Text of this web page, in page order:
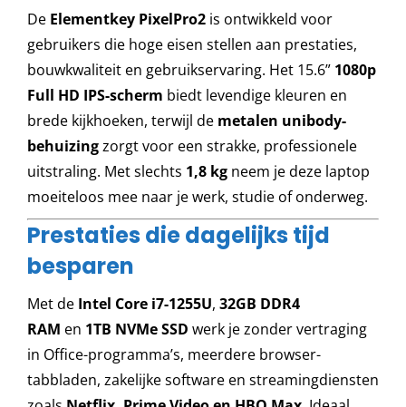
De Elementkey PixelPro2 is ontwikkeld voor
gebruikers die hoge eisen stellen aan prestaties,
bouwkwaliteit en gebruikservaring. Het 15.6” 1080p
Full HD IPS-scherm biedt levendige kleuren en
brede kijkhoeken, terwijl de metalen unibody-
behuizingzorgt voor een strakke, professionele
uitstraling. Met slechts 1,8 kg neem je deze laptop
moeiteloos mee naar je werk, studie of onderweg.
Prestaties die dagelijks tijd
besparen
Met de Intel Core i7-1255U, 32GB DDR4
RAM en 1TB NVMe SSD werk je zonder vertraging
in Office-programma’s, meerdere browser-
tabbladen, zakelijke software en streamingdiensten